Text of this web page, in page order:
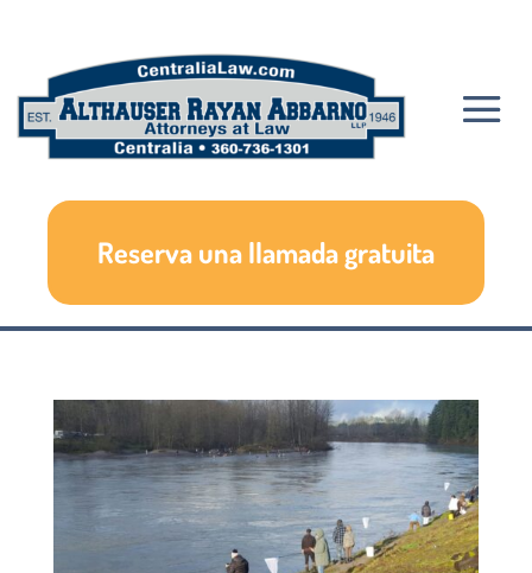
Reserva una llamada gratuita